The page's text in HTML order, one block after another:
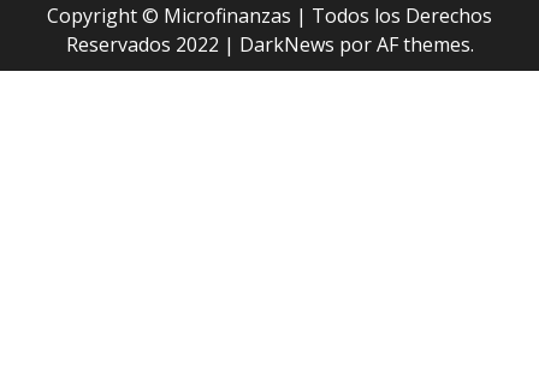
Copyright © Microfinanzas | Todos los Derechos
Reservados 2022 | DarkNews por AF themes.